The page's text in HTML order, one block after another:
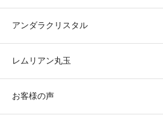
アンダラクリスタル
レムリアン丸玉
お客様の声